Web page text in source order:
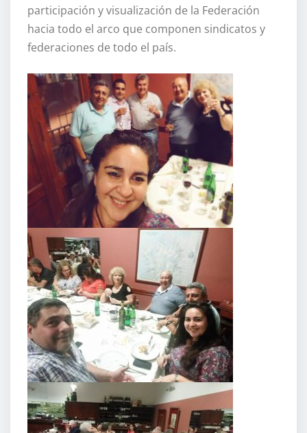
participación y visualización de la Federación
hacia todo el arco que componen sindicatos y
federaciones de todo el país.